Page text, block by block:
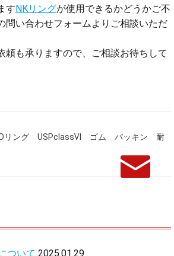
すNKリングが使用できるかどうかご不
問い合わせフォームよりご相談いただ
頼も承りますので、ご相談お待ちして
リング USPclassⅥ ゴム パッキン
耐
ついて 2025.01.29